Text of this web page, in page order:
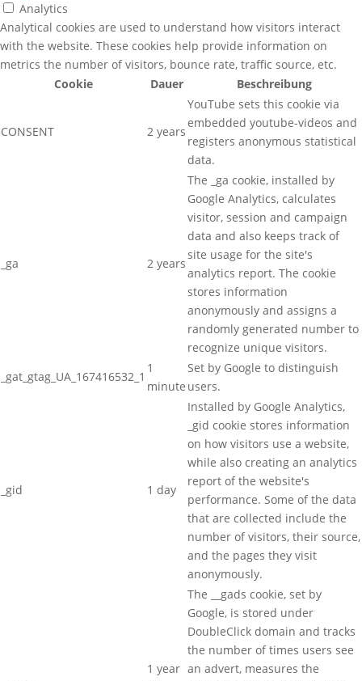
Analytics
Analytical cookies are used to understand how visitors interact
with the website. These cookies help provide information on
metrics the number of visitors, bounce rate, traffic source, etc.
Cookie
Dauer Beschreibung
CONSENT 2 years
YouTube sets this cookie via
embedded youtube-videos and
registers anonymous statistical
data.
_ga 2 years
The _ga cookie, installed by
Google Analytics, calculates
visitor, session and campaign
data and also keeps track of
site usage for the site's
analytics report. The cookie
stores information
anonymously and assigns a
randomly generated number to
recognize unique visitors.
_gat_gtag_UA_167416532_1
1
minute
Set by Google to distinguish
users.
_gid 1 day
Installed by Google Analytics,
_gid cookie stores information
on how visitors use a website,
while also creating an analytics
report of the website's
performance. Some of the data
that are collected include the
number of visitors, their source,
and the pages they visit
anonymously.
1 year
The __gads cookie, set by
Google, is stored under
DoubleClick domain and tracks
the number of times users see
an advert, measures the